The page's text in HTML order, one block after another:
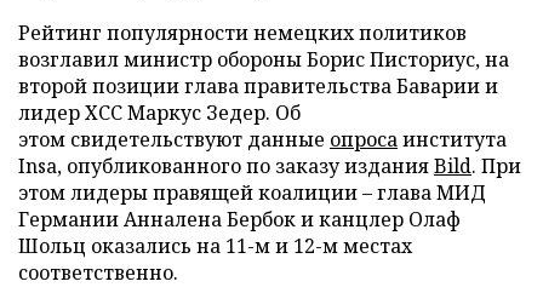
Рейтинг популярности немецких политиков
возглавил министр обороны Борис Писториус, на
второй позиции глава правительства Баварии и
лидер ХСС Маркус Зедер. Об
этом свидетельствуют данные опросаинститута
Insa, опубликованного по заказу изданияBild. При
этом лидеры правящей коалиции – глава МИД
Германии Анналена Бербок и канцлер Олаф
Шольц оказались на 11-м и 12-м местах
соответственно.